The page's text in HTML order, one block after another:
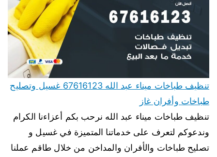
تنظيف طباخات ميناء عبد الله 67616123 غسيل وتصليح
طباخات وأفران غاز
تنظيف طباخات ميناء عبد الله نرحب بكم أعزاءنا الكرام
وندعوكم لتعرف على خدماتنا المتميزة في غسيل و
تصليح طباخات والأفران والمداخن من خلال طاقم عملنا